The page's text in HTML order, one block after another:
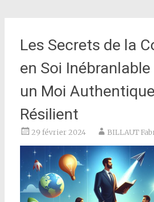
Les Secrets de la
en Soi Inébranlable
un Moi
Résilient
29 février 2024 BILLAUT